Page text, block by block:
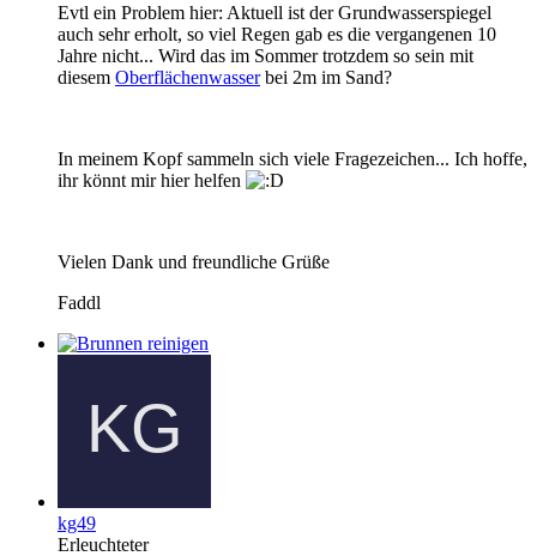
Evtl ein Problem hier: Aktuell ist der Grundwasserspiegel
auch sehr erholt, so viel Regen gab es die vergangenen 10
Jahre nicht... Wird das im Sommer trotzdem so sein mit
diesem Oberflächenwasserbei 2m im Sand?
In meinem Kopf sammeln sich viele Fragezeichen... Ich hoffe,
ihr könnt mir hier helfen
Vielen Dank und freundliche Grüße
Faddl
kg49
Erleuchteter